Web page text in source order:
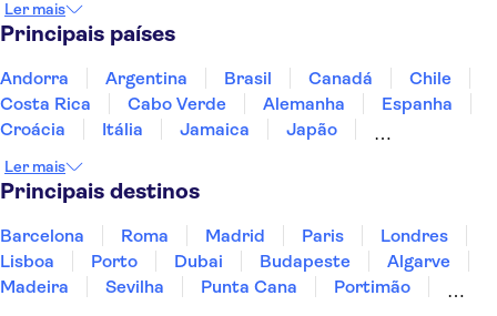
Ler mais
Principais países
Andorra Argentina Brasil Canadá
Chile
Costa Rica
Cabo Verde Alemanha
Espanha
Croácia
Itália Jamaica
Japão
Portugal
Singapura
Ler mais
Principais destinos
Barcelona Roma Madrid Paris
Londres
Lisboa
Porto Dubai Budapeste
Algarve
Madeira
Sevilha Punta Cana
Portimão